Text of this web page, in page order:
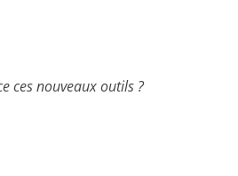
ces nouveaux outils ?